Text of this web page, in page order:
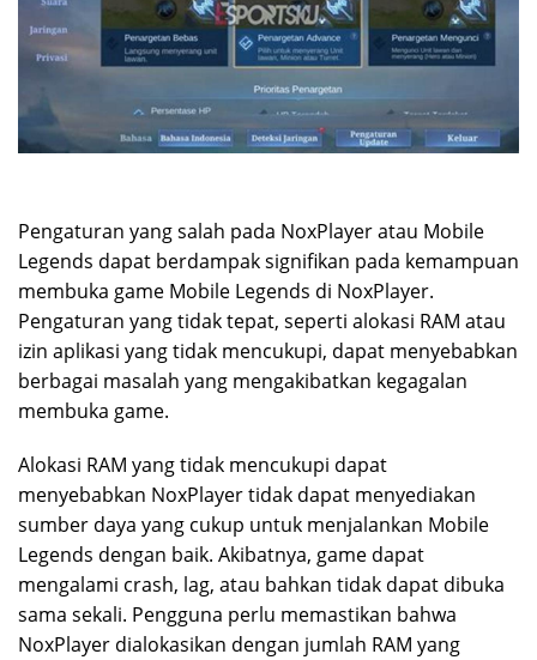
Pengaturan yang salah pada NoxPlayer atau Mobile
Legends dapat berdampak signifikan pada kemampuan
membuka game Mobile Legends di NoxPlayer.
Pengaturan yang tidak tepat, seperti alokasi RAM atau
izin aplikasi yang tidak mencukupi, dapat menyebabkan
berbagai masalah yang mengakibatkan kegagalan
membuka game.
Alokasi RAM yang tidak mencukupi dapat
menyebabkan NoxPlayer tidak dapat menyediakan
sumber daya yang cukup untuk menjalankan Mobile
Legends dengan baik. Akibatnya, game dapat
mengalami crash, lag, atau bahkan tidak dapat dibuka
sama sekali. Pengguna perlu memastikan bahwa
NoxPlayer dialokasikan dengan jumlah RAM yang